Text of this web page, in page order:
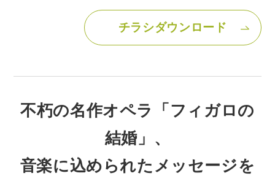
チラシダウンロード
不朽の名作オペラ「フィガロの
結婚」、
音楽に込められたメッセージを